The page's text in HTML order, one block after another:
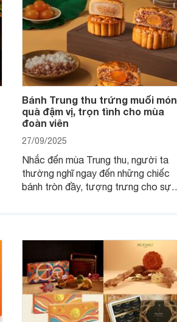
Bánh Trung thu trứng muối món
quà đậm vị, trọn tình cho mùa
đoàn viên
27/09/2025
Nhắc đến mùa Trung thu, người ta
thường nghĩ ngay đến những chiếc
bánh tròn đầy, tượng trưng cho sự
trong lòng người thưởng thức.